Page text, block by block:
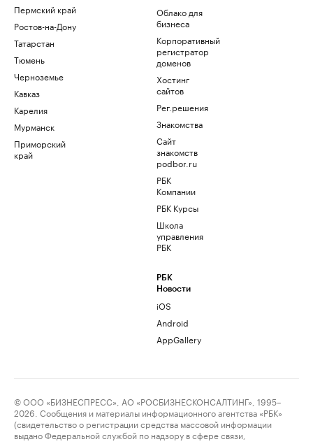
Пермский край
Ростов-на-Дону
Татарстан
Тюмень
Черноземье
Кавказ
Карелия
Мурманск
Приморский
край
Облако для
бизнеса
Корпоративный
регистратор
доменов
Хостинг
сайтов
Рег.решения
Знакомства
Сайт
знакомств
podbor.ru
РБК
Компании
РБК Курсы
Школа
управления
РБК
РБК
Новости
iOS
Android
AppGallery
© ООО «БИЗНЕСПРЕСС», АО «РОСБИЗНЕСКОНСАЛТИНГ», 1995–
2026. Сообщения и материалы информационного агентства «РБК»
(свидетельство о регистрации средства массовой информации
выдано Федеральной службой по надзору в сфере связи,